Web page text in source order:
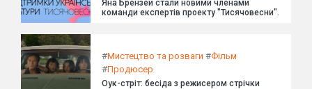
Яна Брензей стали новими членами
команди експертів проекту "Тисячовесни".
#Мистецтво та розваги #Фільм
#Продюсер
Оук-стріт: бесіда з режисером стрічки